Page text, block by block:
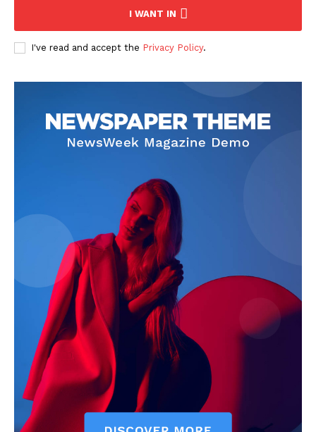
I WANT IN
I've read and accept the Privacy Policy.